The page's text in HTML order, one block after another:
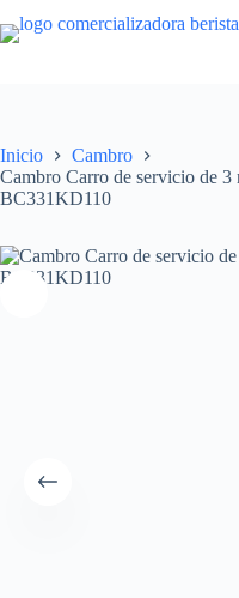
al
Inicio
Cambro
Cambro Carro de servicio de 3
BC331KD110